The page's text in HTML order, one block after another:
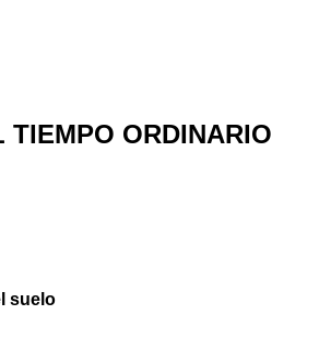
TIEMPO ORDINARIO
suelo